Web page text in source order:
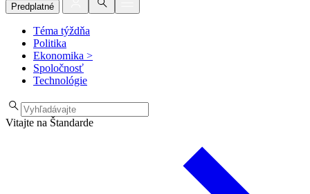
Predplatné
Téma týždňa
Politika
Ekonomika >
Spoločnosť
Technológie
Vitajte na Štandarde